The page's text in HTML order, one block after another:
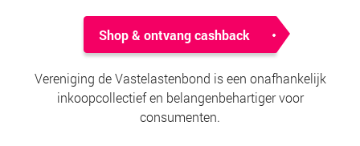
Shop & ontvang cashback
Vereniging de Vastelastenbond is een onafhankelijk
inkoopcollectief en belangenbehartiger voor
consumenten.